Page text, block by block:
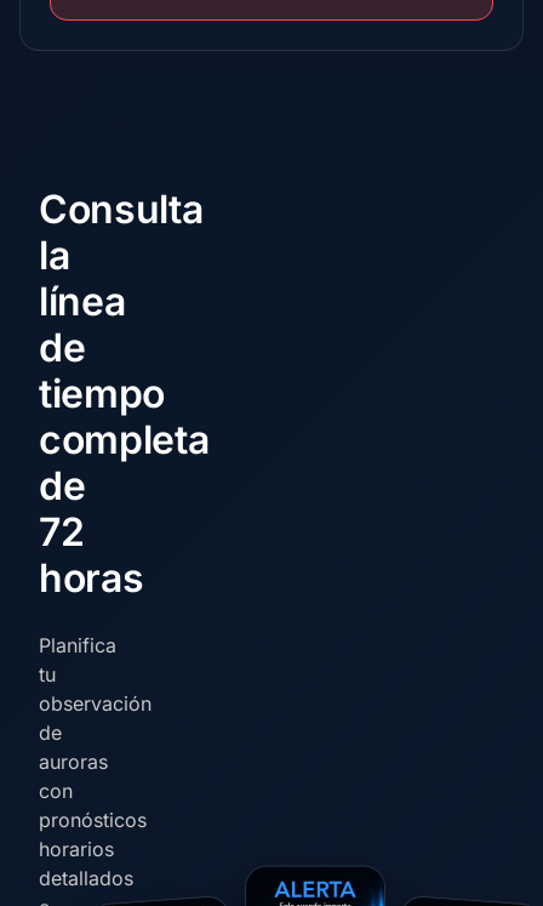
Consulta
la
línea
de
tiempo
completa
de
72
horas
Planifica
tu
observación
de
auroras
con
pronósticos
horarios
detallados